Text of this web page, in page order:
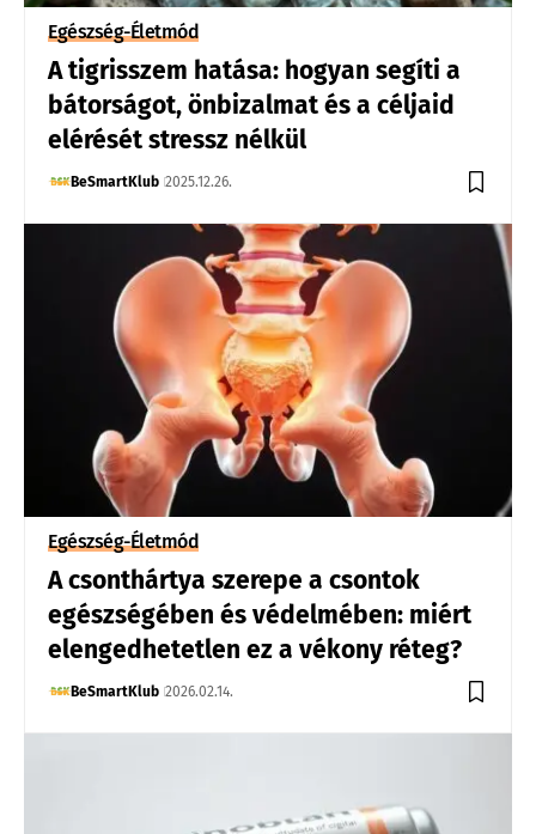
Egészség-Életmód
A tigrisszem hatása: hogyan segíti a
bátorságot, önbizalmat és a céljaid
elérését stressz nélkül
BeSmartKlub 2025.12.26.
Egészség-Életmód
A csonthártya szerepe a csontok
egészségében és védelmében: miért
elengedhetetlen ez a vékony réteg?
BeSmartKlub 2026.02.14.